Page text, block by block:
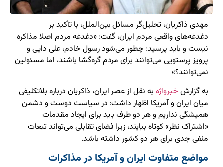
مهدی ذاکریان، تحلیل‌گر مسائل بین‌الملل، با تأکید بر
دغدغه‌های واقعی مردم ایران، گفت: «دغدغه مردم اصلا مذاکره
نیست و باید پرسید: چطور می‌شود رسول خادم، علی دایی و
پرویز پرستویی می‌توانند برای مردم گره‌گشا باشند، اما مسئولین
نمی‌توانند؟»
به گزارش خبرواژه به نقل از عصر ایران، ذاکریان درباره بلاتکلیفی
میان ایران و آمریکا اظهار داشت: در سیاست دوست و دشمن
همیشگی نداریم و هر دو طرف باید برای ایجاد مقدمات
«اشتراک نظر» کوتاه بیایند، زیرا فضای تقابلی می‌تواند تبعات
منفی جدی برای هر دو کشور داشته باشد.
مواضع متفاوت ایران و آمریکا در مذاکرات